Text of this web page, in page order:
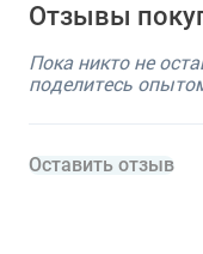
Отзывы
Пока никто не
поделитесь
Оставить отзыв